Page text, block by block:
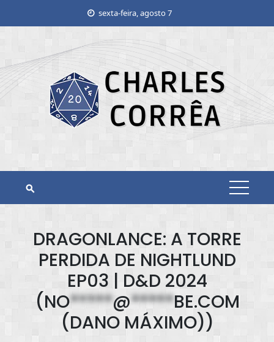
sexta-feira, agosto 7
DRAGONLANCE: A TORRE
PERDIDA DE NIGHTLUND
EP03 | D&D 2024
(NO*****@*****BE.COM
(DANO MÁXIMO))